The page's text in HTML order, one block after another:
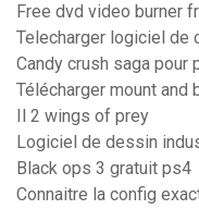
Free dvd video burner
Telecharger logiciel de
Candy crush saga pour
Télécharger mount and
Il 2 wings of prey
Logiciel de dessin
Black ops 3 gratuit ps4
Connaitre la config